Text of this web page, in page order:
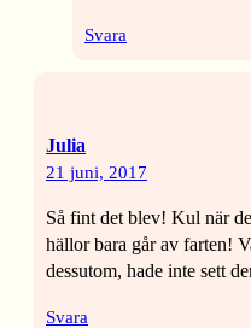
Svara
Julia
21 juni, 2017
Så fint det blev! Kul när
hällor bara går av farten!
dessutom, hade inte sett
Svara